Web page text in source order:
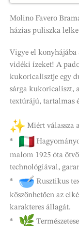
Molino Favero
házias puliszka lelke
Vigye el konyhájába
vidéki ízeket! A
kukoricalisztje egy
sárga kukoricaliszt,
textúrájú, tartalmas
Miért válassza
*
malom 1925 óta
technológiával,
*
Rusztikus
köszönhetően az
karakteres állagát.
*